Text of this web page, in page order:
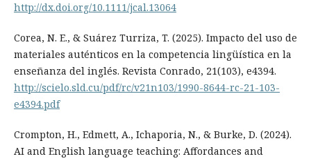
http://dx.doi.org/10.1111/jcal.13064
Corea, N. E., & Suárez Turriza, T. (2025). Impacto del uso de
materiales auténticos en la competencia lingüística en la
enseñanza del inglés. Revista Conrado, 21(103), e4394.
http://scielo.sld.cu/pdf/rc/v21n103/1990-8644-rc-21-103-
e4394.pdf
Crompton, H., Edmett, A., Ichaporia, N., & Burke, D. (2024).
AI and English language teaching: Affordances and